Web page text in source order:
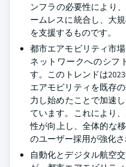
ンフラの必要性により
ームレスに統合し、大
を支援するものです。
都市エアモビリティ市
ネットワークへのシフ
す。このトレンドは
エアモビリティを既存
力し始めたことで加速
ています。これにより
性が向上し、全体的な
のユーザー採用が強化さ
自動化とデジタル航空